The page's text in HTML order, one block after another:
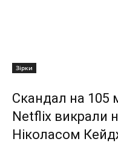
Зірки
Скандал на 105
Netflix викрали
Ніколасом